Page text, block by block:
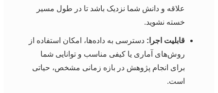
علاقه و دانش شما نزدیک باشد تا در طول مسیر
خسته نشوید.
قابلیت اجرا: دسترسی به داده‌ها، امکان استفاده از
روش‌های آماری یا کیفی مناسب و توانایی شما
برای انجام پژوهش در بازه زمانی مشخص، حیاتی
است.